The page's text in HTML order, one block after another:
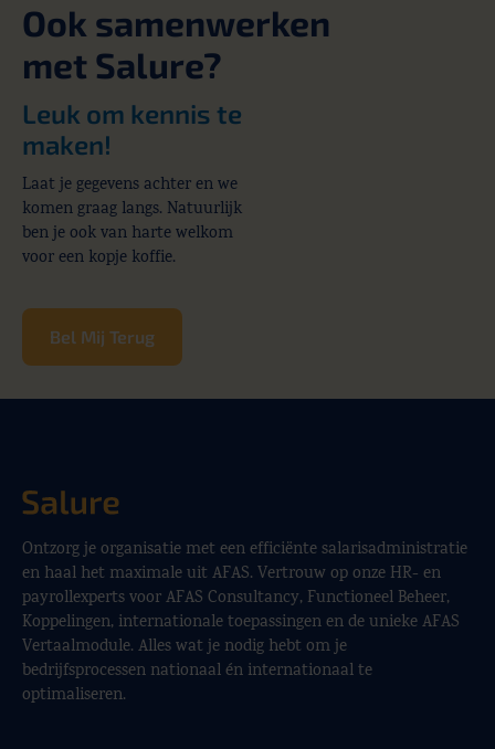
Ook samenwerken
met Salure?
Leuk om kennis te
maken!
Laat je gegevens achter en we
komen graag langs. Natuurlijk
ben je ook van harte welkom
voor een kopje koffie.
Bel Mij Terug
Ontzorg je organisatie met een efficiënte salarisadministratie
en haal het maximale uit AFAS. Vertrouw op onze HR- en
payrollexperts voor AFAS Consultancy, Functioneel Beheer,
Koppelingen, internationale toepassingen en de unieke AFAS
Vertaalmodule. Alles wat je nodig hebt om je
bedrijfsprocessen nationaal én internationaal te
optimaliseren.